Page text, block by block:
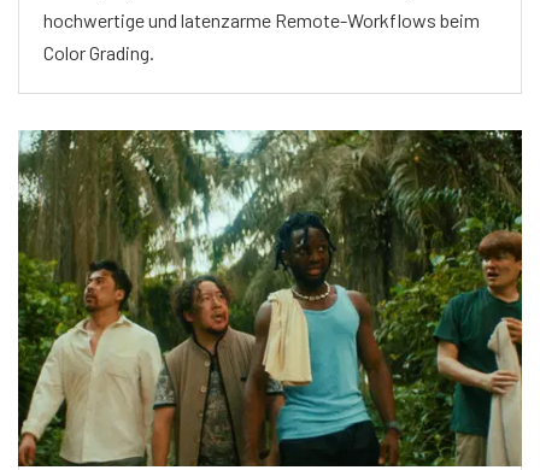
hochwertige und latenzarme Remote-Workflows beim
Color Grading.